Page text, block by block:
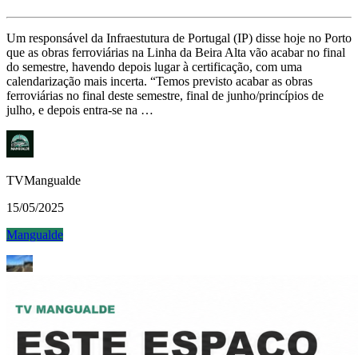
Um responsável da Infraestutura de Portugal (IP) disse hoje no Porto
que as obras ferroviárias na Linha da Beira Alta vão acabar no final
do semestre, havendo depois lugar à certificação, com uma
calendarização mais incerta. “Temos previsto acabar as obras
ferroviárias no final deste semestre, final de junho/princípios de
julho, e depois entra-se na …
TVMangualde
15/05/2025
Mangualde